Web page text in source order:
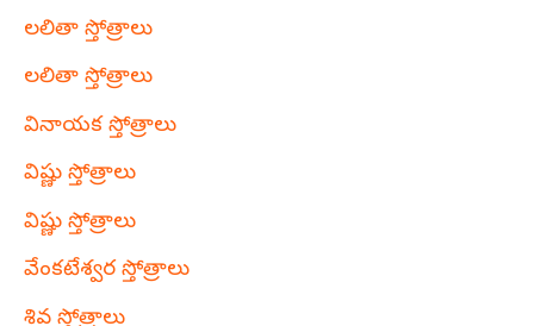
లలితా స్తోత్రాలు
లలితా స్తోత్రాలు
వినాయక స్తోత్రాలు
విష్ణు స్తోత్రాలు
విష్ణు స్తోత్రాలు
వేంకటేశ్వర స్తోత్రాలు
శివ స్తోత్రాలు